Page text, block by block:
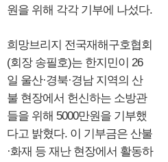
원을 위해 각각 기부에 나섰다.
희망브리지 전국재해구호협회
(회장 송필호)는 한지민이 26
일 울산·경북·경남 지역의 산
불 현장에서 헌신하는 소방관
들을 위해 5000만원을 기부했
다고 밝혔다. 이 기부금은 산불
·화재 등 재난 현장에서 활동하